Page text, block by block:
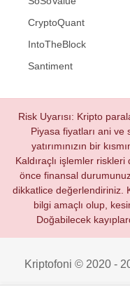
CryptoQuant
IntoTheBlock
Santiment
Risk Uyarısı: Kripto
Piyasa fiyatları ani ve
yatırımınızın bir
Kaldıraçlı işlemler riskleri
önce finansal
dikkatlice değerlendiriniz.
bilgi amaçlı olup,
Doğabilecek
Kriptofoni © 2020 -